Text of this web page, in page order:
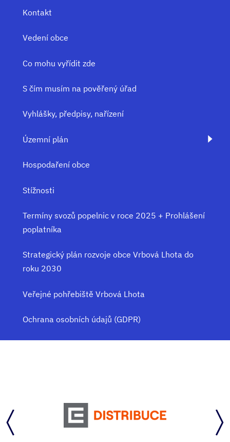
Kontakt
Vedení obce
Co mohu vyřídit zde
S čím musím na pověřený úřad
Vyhlášky, předpisy, nařízení
Územní plán
Hospodaření obce
Stížnosti
Termíny svozů popelnic v roce 2025 + Prohlášení
poplatníka
Strategický plán rozvoje obce Vrbová Lhota do
roku 2030
Veřejné pohřebiště Vrbová Lhota
Ochrana osobních údajů (GDPR)